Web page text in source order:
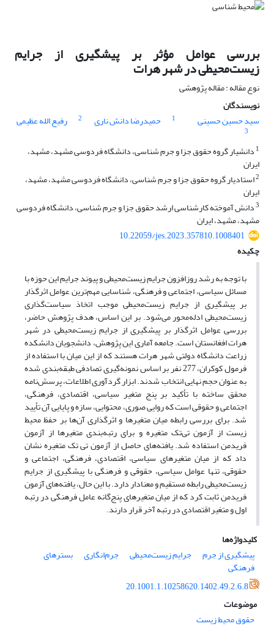
بررسی عوامل مؤثر بر پیشگیری از جرایم
زیست‌محیطی در شهر هرات
نوع مقاله : مقاله پژوهشی
نویسندگان
سید حسین حسینی
1 حمیدرضا دانش ناری 2 رفیع الله عظیمی
3
1 دانشیار گروه حقوق جزا و جرم شناسی، دانشگاه فردوسی مشهد، مشهد،
ایران
2استادیار گروه حقوق جزا و جرم شناسی، دانشگاه فردوسی مشهد، مشهد،
ایران
3دانش آموخته کارشناسی ارشد حقوق جزا و جرم شناسی، دانشگاه فردوسی
مشهد، مشهد، ایران
10.22059/jes.2023.357810.1008401
چکیده
با توجه به رشد روزافزون جرایم زیست‌محیطی و پیوند جرایم این حوزه با
مسائل سیاسی، اجتماعی و فرهنگی، شناسایی مهم‌ترین عوامل اثرگذار
بر پیشگیری از جرایم زیست‌محیطی موجب اتخاذ سیاست‌گذاری
زیست‌محیطی ادله‌محور می‌شود. بر این اساس، هدف پژوهش حاضر،
بررسی عوامل اثرگذار بر پیشگیری از جرایم زیست‌محیطی در شهر
هرات افغانستان است. جامعه آماری این پژوهش، دانشجویان دانشکده
زراعت دانشگاه دولتی شهر هرات هستند که از این میان با استفاده از
فرمول کوکران، 277 نفر بر اساس نمونه‌گیری تصادفی طبقه‌بندی شده
به عنوان حجم نهایی انتخاب شدند. ابزار گردآوری اطلاعات، پرسش‌نامه
محقق ساخته با تأکید بر پنج متغیر سیاسی، اقتصادی، فرهنگی،
اجتماعی و حقوقی است که روایی صوری، محتوایی، سازه و پایایی آن تأیید
شد. برای بررسی رابطه میان متغیرها و اثرگذاری آن‌ها بر حفظ محیط
زیست از آزمون تی‌تک متغیره و برای رتبه‌بندی متغیرها از آزمون
فریدمن استفاده شد. یافته‌های حاصل از آزمون تی تک متغیره نشان
داد که از میان متغیرهای سیاسی، اقتصادی، فرهنگی، اجتماعی و
حقوقی، تنها عوامل سیاسی، حقوقی و فرهنگی با پیشگیری از جرایم
زیست‌‌محیطی رابطه مستقیم و معنادار دارد. با این حال، یافته‌های آزمون
فریدمن ثابت کرد که از میان متغیرهای پنج‌گانه عامل فرهنگی در رتبه
اول و متغیر اقتصادی در رتبه آخر قرار دارند.
کلیدواژه‌ها
پیشگیری از جرم
جرایم زیست‌محیطی جرم‌انگاری بسترهای
فرهنگی
20.1001.1.10258620.1402.49.2.6.8
موضوعات
حقوق محیط زیست